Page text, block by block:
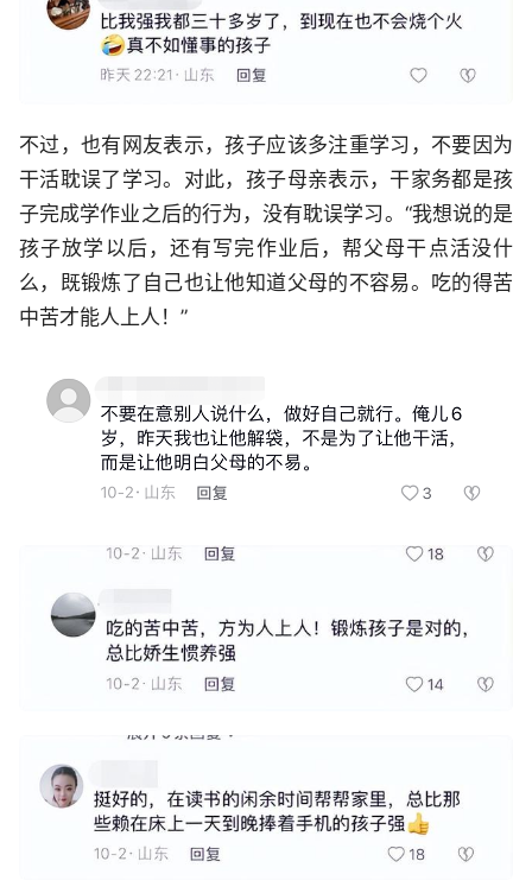
不过，也有网友表示，孩子应该多注重学习，不要因为
干活耽误了学习。对此，孩子母亲表示，干家务都是孩
子完成学作业之后的行为，没有耽误学习。“我想说的是
孩子放学以后，还有写完作业后，帮父母干点活没什
么，既锻炼了自己也让他知道父母的不容易。吃的得苦
中苦才能人上人！”